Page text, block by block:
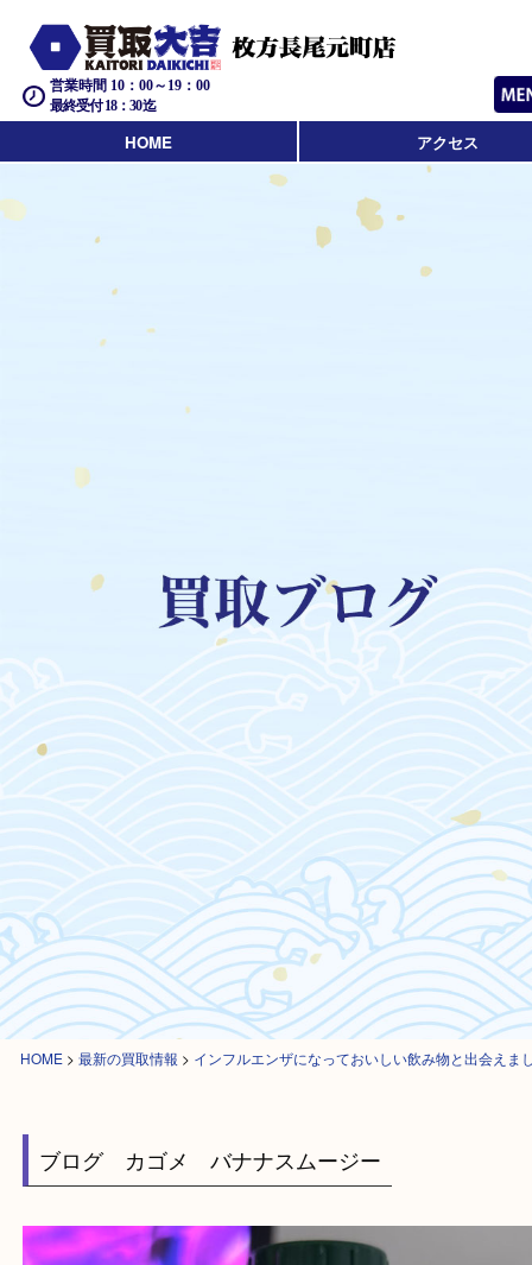
営業時間 10：00～19：00
最終受付 18：30迄
HOME アクセス
HOME
ブログ カゴメ バナナスムージー